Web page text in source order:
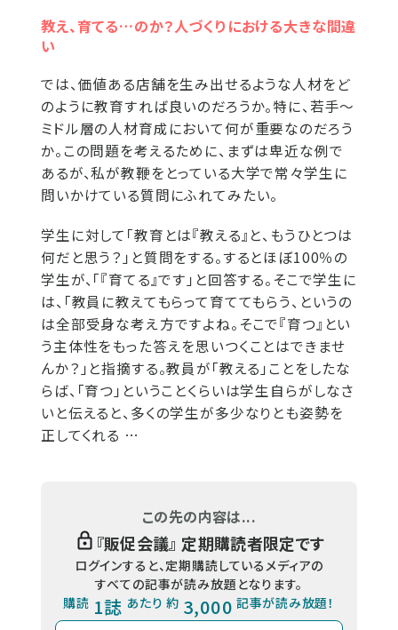
教え、育てる…のか？人づくりにおける大きな間違
い
では、価値ある店舗を生み出せるような人材をど
のように教育すれば良いのだろうか。特に、若手～
ミドル層の人材育成において何が重要なのだろう
か。この問題を考えるために、まずは卑近な例で
あるが、私が教鞭をとっている大学で常々学生に
問いかけている質問にふれてみたい。
学生に対して「教育とは『教える』と、もうひとつは
何だと思う？」と質問をする。するとほぼ100％の
学生が、「『育てる』です」と回答する。そこで学生に
は、「教員に教えてもらって育ててもらう、というの
は全部受身な考え方ですよね。そこで『育つ』とい
う主体性をもった答えを思いつくことはできませ
んか？」と指摘する。教員が「教える」ことをしたな
らば、「育つ」ということくらいは学生自らがしなさ
いと伝えると、多くの学生が多少なりとも姿勢を
正してくれる …
この先の内容は...
『販促会議』 定期購読者限定です
ログインすると、定期購読しているメディアの
すべての記事が読み放題となります。
購読 1誌 あたり 約 3,000 記事が読み放題！